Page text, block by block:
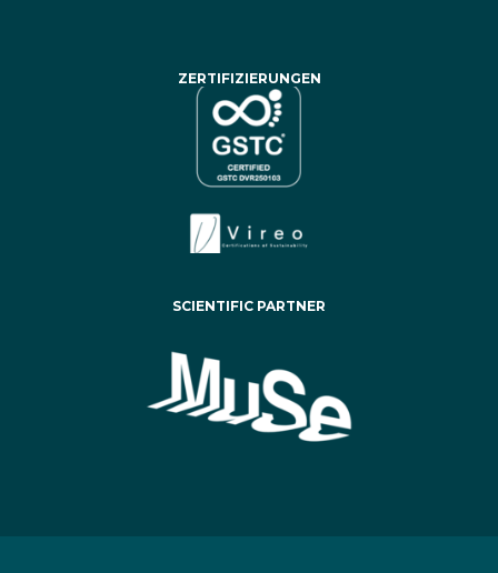
ZERTIFIZIERUNGEN
SCIENTIFIC PARTNER